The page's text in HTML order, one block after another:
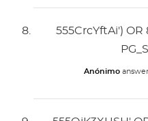
555CrcYftAi') OR
Anónimo